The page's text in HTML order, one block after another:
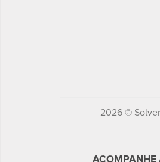
2026 ©
ACOMPANHE